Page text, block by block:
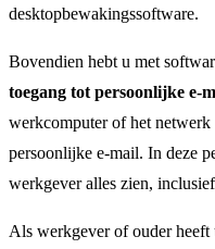
desktopbewakingssoftware.
Bovendien hebt u met
toegang tot persoonlijke e-
werkcomputer of het
persoonlijke e-mail. In deze
werkgever alles zien,
Als werkgever of ouder